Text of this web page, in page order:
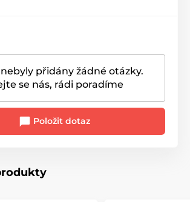
přidány žádné otázky.
se nás, rádi poradíme
Položit dotaz